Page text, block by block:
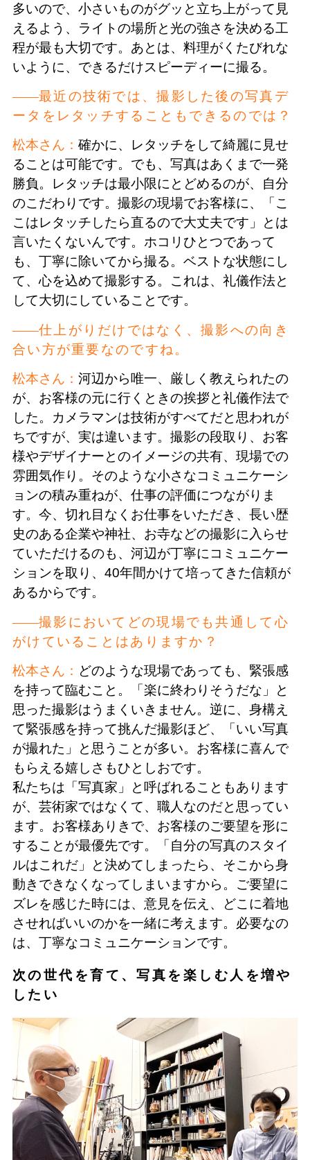
多いので、小さいものがグッと立ち上がって見
えるよう、ライトの場所と光の強さを決める工
程が最も大切です。あとは、料理がくたびれな
いように、できるだけスピーディーに撮る。
最近の技術では、撮影した後の写真デ
ータをレタッチすることもできるのでは？
松本さん： 確かに、レタッチをして綺麗に見せ
ることは可能です。でも、写真はあくまで一発
勝負。レタッチは最小限にとどめるのが、自分
のこだわりです。撮影の現場でお客様に、「こ
こはレタッチしたら直るので大丈夫です」とは
言いたくないんです。ホコリひとつであって
も、丁寧に除いてから撮る。ベストな状態にし
て、心を込めて撮影する。これは、礼儀作法と
して大切にしていることです。
仕上がりだけではなく、撮影への向き
合い方が重要なのですね。
松本さん： 河辺から唯一、厳しく教えられたの
が、お客様の元に行くときの挨拶と礼儀作法で
した。カメラマンは技術がすべてだと思われが
ちですが、実は違います。撮影の段取り、お客
様やデザイナーとのイメージの共有、現場での
雰囲気作り。そのような小さなコミュニケーシ
ョンの積み重ねが、仕事の評価につながりま
す。今、切れ目なくお仕事をいただき、長い歴
史のある企業や神社、お寺などの撮影に入らせ
ていただけるのも、河辺が丁寧にコミュニケー
ションを取り、40年間かけて培ってきた信頼が
あるからです。
撮影においてどの現場でも共通して心
がけていることはありますか？
松本さん： どのような現場であっても、緊張感
を持って臨むこと。「楽に終わりそうだな」と
思った撮影はうまくいきません。逆に、身構え
て緊張感を持って挑んだ撮影ほど、「いい写真
が撮れた」と思うことが多い。お客様に喜んで
もらえる嬉しさもひとしおです。
私たちは「写真家」と呼ばれることもあります
が、芸術家ではなくて、職人なのだと思ってい
ます。お客様ありきで、お客様のご要望を形に
することが最優先です。「自分の写真のスタイ
ルはこれだ」と決めてしまったら、そこから身
動きできなくなってしまいますから。ご要望に
ズレを感じた時には、意見を伝え、どこに着地
させればいいのかを一緒に考えます。必要なの
は、丁寧なコミュニケーションです。
次の世代を育て、写真を楽しむ人を増や
したい